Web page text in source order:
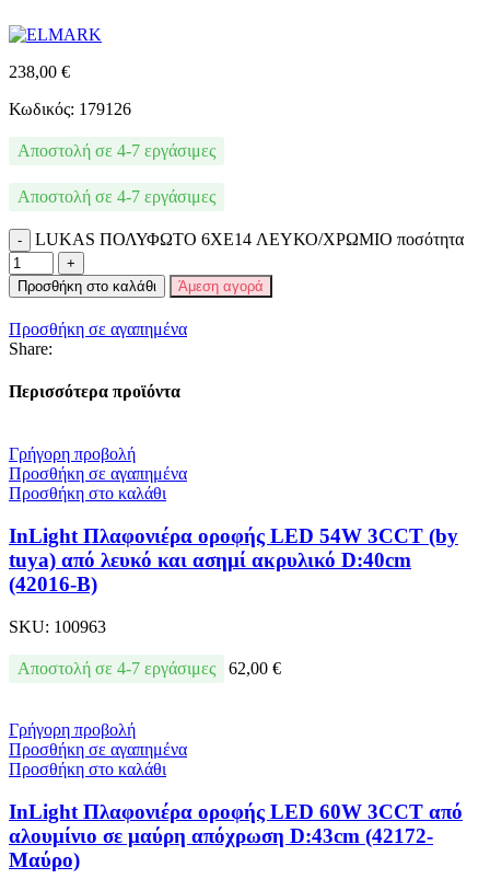
238,00 €
Κωδικός: 179126
Αποστολή σε 4-7 εργάσιμες
Αποστολή σε 4-7 εργάσιμες
LUKAS ΠΟΛΥΦΩΤΟ 6XE14 ΛΕΥΚΟ/ΧΡΩΜΙΟ ποσότητα
Προσθήκη στο καλάθι Άμεση αγορά
Προσθήκη σε αγαπημένα
Share:
Περισσότερα προϊόντα
Γρήγορη προβολή
Προσθήκη σε αγαπημένα
Προσθήκη στο καλάθι
InLight Πλαφονιέρα οροφής LED 54W 3CCT (by
tuya) από λευκό και ασημί ακρυλικό D:40cm
(42016-B)
SKU: 100963
Αποστολή σε 4-7 εργάσιμες 62,00 €
Γρήγορη προβολή
Προσθήκη σε αγαπημένα
Προσθήκη στο καλάθι
InLight Πλαφονιέρα οροφής LED 60W 3CCT από
αλουμίνιο σε μαύρη απόχρωση D:43cm (42172-
Μαύρο)